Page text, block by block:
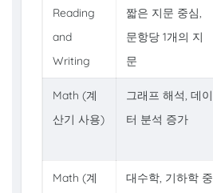
Reading
and
Writing
짧은 지문 중심,
문항당 1개의 지
문
Math (계
산기 사용)
그래프 해석, 데이
터 분석 증가
Math (계
대수학, 기하학 중